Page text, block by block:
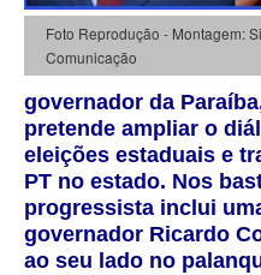
Foto Reprodução - Montagem:
Comunicação
governador da
pretende ampliar o
eleições estaduais e
PT no estado. Nos
progressista inclui
governador Ricardo
ao seu lado no